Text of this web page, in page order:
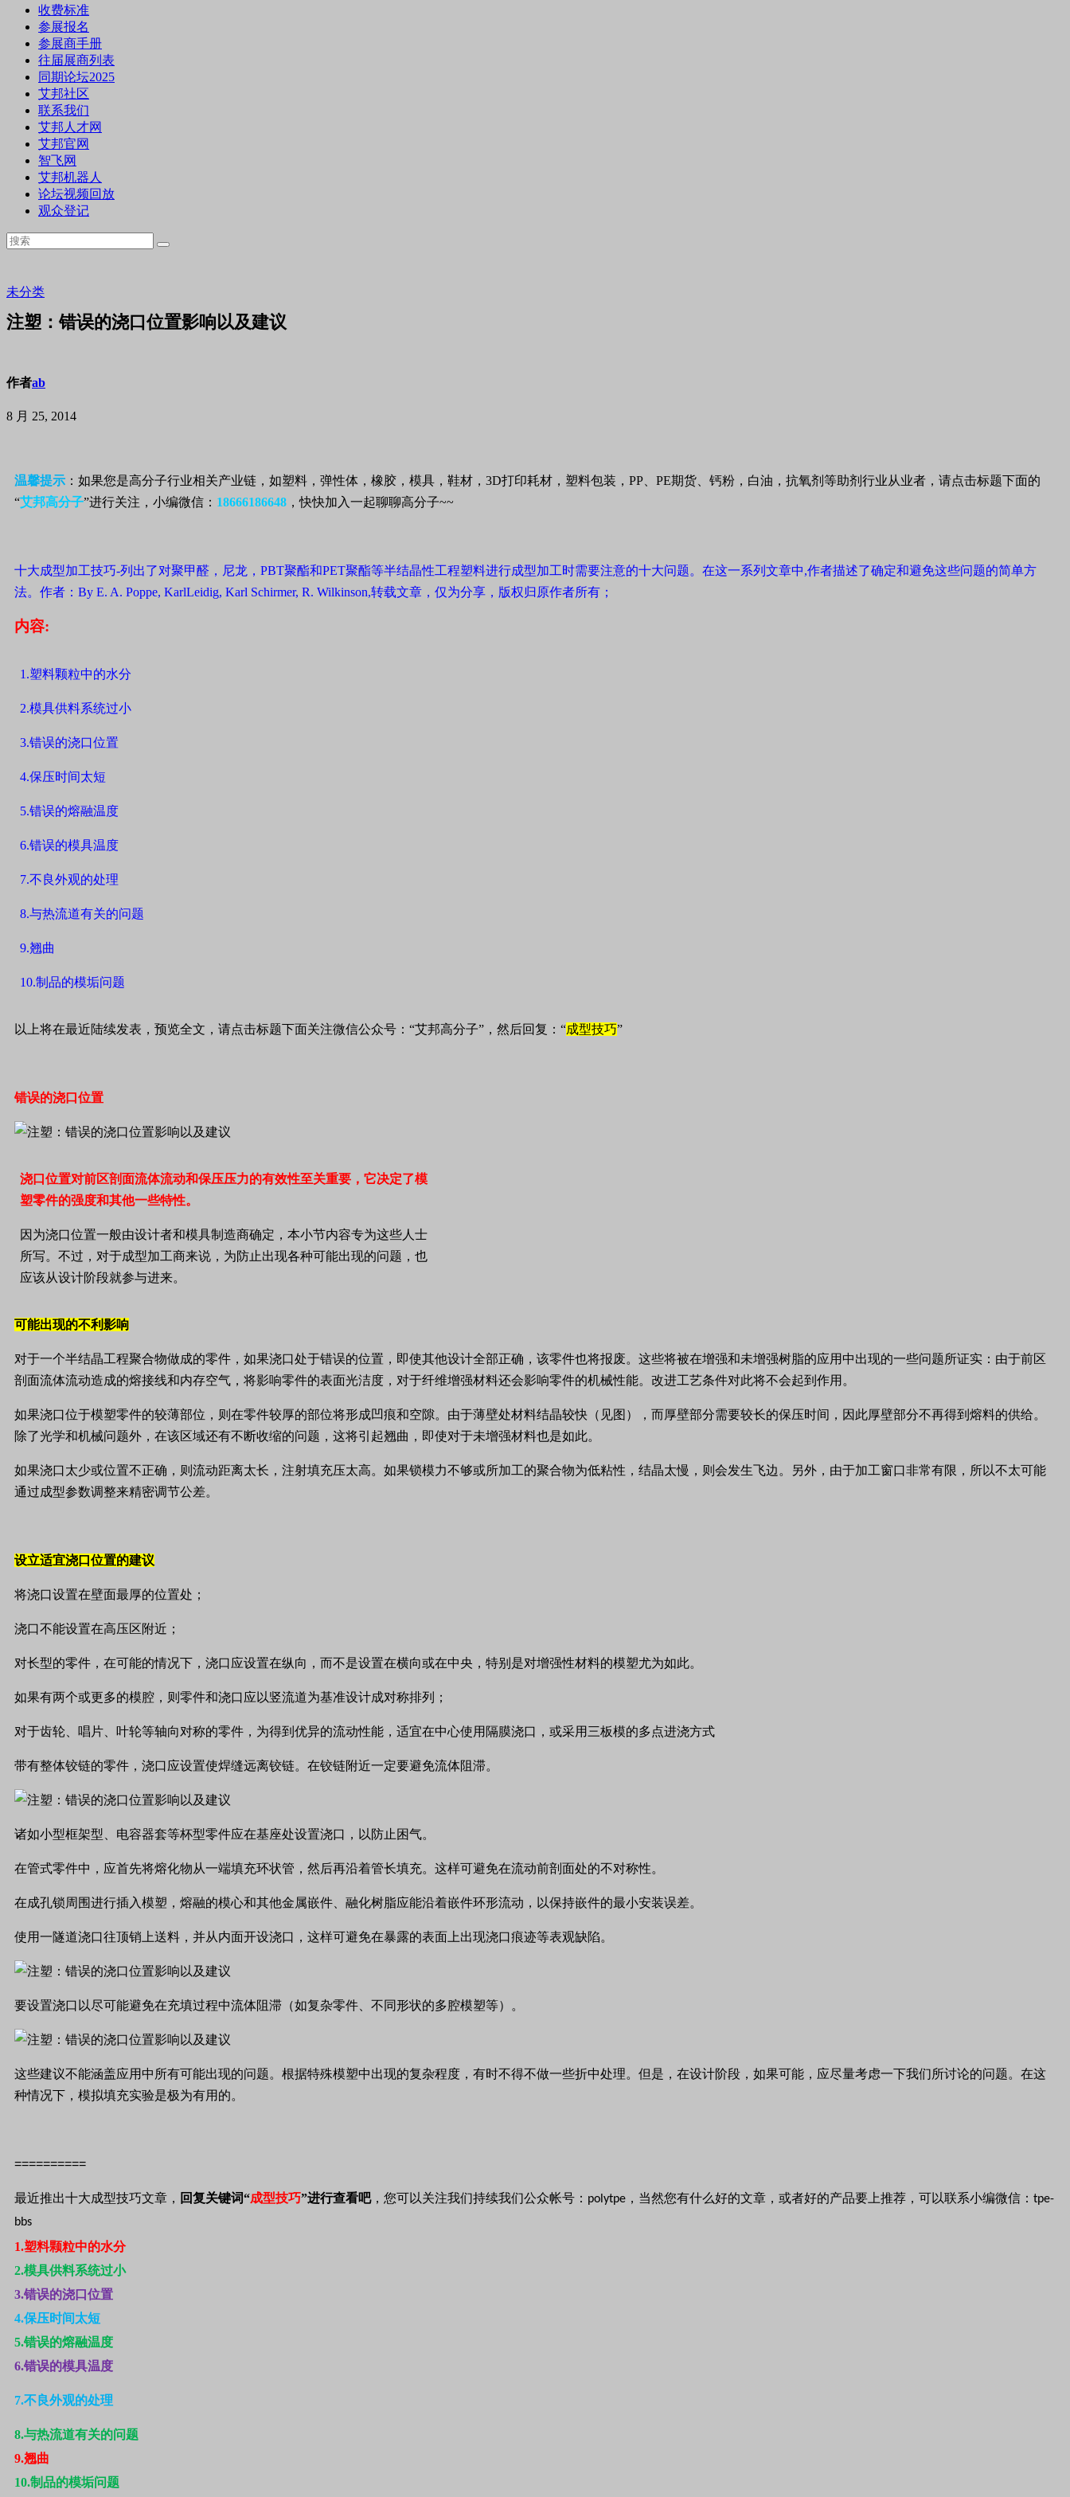
收费标准
参展报名
参展商手册
往届展商列表
同期论坛2025
艾邦社区
联系我们
艾邦人才网
艾邦官网
智飞网
艾邦机器人
论坛视频回放
观众登记
未分类
注塑：错误的浇口位置影响以及建议
作者ab
8 月 25, 2014
温馨提示 ：如果您是高分子行业相关产业链，如塑料，弹性体，橡胶，模具，鞋材， 3D打印耗材，塑料包装， PP PE期货、钙粉，白油，抗氧剂等助剂行业从业者，请点击标题下面的
“艾邦高分子”进行关注，小编微信： 18666186648 ，快快加入一起聊聊高分子~~
十大成型加工技巧-列出了对聚甲醛，尼龙， PBT聚酯和PET聚酯等半结晶性工程塑料进行成型加工时需要注意的十大问题。在这一系列文章中,作者描述了确定和避免这些问题的简单方
法。作者： By E. A. Poppe, KarlLeidig, Karl Schirmer, R. Wilkinson,转载文章，仅为分享，版权归原作者所有；
内容:
1.塑料颗粒中的水分
2.模具供料系统过小
3.错误的浇口位置
4.保压时间太短
5.错误的熔融温度
6.错误的模具温度
7.不良外观的处理
8.与热流道有关的问题
9.翘曲
10.制品的模垢问题
以上将在最近陆续发表，预览全文，请点击标题下面关注微信公众号：“艾邦高分子”，然后回复：“成型技巧”
错误的浇口位置
浇口位置对前区剖面流体流动和保压压力的有效性至关重要，它决定了模
塑零件的强度和其他一些特性。
因为浇口位置一般由设计者和模具制造商确定，本小节内容专为这些人士
所写。不过，对于成型加工商来说，为防止出现各种可能出现的问题，也
应该从设计阶段就参与进来。
可能出现的不利影响
对于一个半结晶工程聚合物做成的零件，如果浇口处于错误的位置，即使其他设计全部正确，该零件也将报废。这些将被在增强和未增强树脂的应用中出现的一些问题所证实：由于前区
剖面流体流动造成的熔接线和内存空气，将影响零件的表面光洁度，对于纤维增强材料还会影响零件的机械性能。改进工艺条件对此将不会起到作用。
如果浇口位于模塑零件的较薄部位，则在零件较厚的部位将形成凹痕和空隙。由于薄壁处材料结晶较快（见图），而厚壁部分需要较长的保压时间，因此厚壁部分不再得到熔料的供给。
除了光学和机械问题外，在该区域还有不断收缩的问题，这将引起翘曲，即使对于未增强材料也是如此。
如果浇口太少或位置不正确，则流动距离太长，注射填充压太高。如果锁模力不够或所加工的聚合物为低粘性，结晶太慢，则会发生飞边。另外，由于加工窗口非常有限，所以不太可能
通过成型参数调整来精密调节公差。
设立适宜浇口位置的建议
将浇口设置在壁面最厚的位置处；
浇口不能设置在高压区附近；
对长型的零件，在可能的情况下，浇口应设置在纵向，而不是设置在横向或在中央，特别是对增强性材料的模塑尤为如此。
如果有两个或更多的模腔，则零件和浇口应以竖流道为基准设计成对称排列；
对于齿轮、唱片、叶轮等轴向对称的零件，为得到优异的流动性能，适宜在中心使用隔膜浇口，或采用三板模的多点进浇方式
带有整体铰链的零件，浇口应设置使焊缝远离铰链。在铰链附近一定要避免流体阻滞。
诸如小型框架型、电容器套等杯型零件应在基座处设置浇口，以防止困气。
在管式零件中，应首先将熔化物从一端填充环状管，然后再沿着管长填充。 这样可避免在流动前剖面处的不对称性。
在成孔锁周围进行插入模塑，熔融的模心和其他金属嵌件、融化树脂应能沿着嵌件环形流动，以保持嵌件的最小安装误差。
使用一隧道浇口往顶销上送料，并从内面开设浇口，这样可避免在暴露的表面上出现浇口痕迹等表观缺陷。
要设置浇口以尽可能避免在充填过程中流体阻滞（如复杂零件、不同形状的多腔模塑等）。
这些建议不能涵盖应用中所有可能出现的问题。根据特殊模塑中出现的复杂程度，有时不得不做一些折中处理。但是，在设计阶段，如果可能，应尽量考虑一下我们所讨论的问题。在这
种情况下，模拟填充实验是极为有用的。
==========
最近推出十大成型技巧文章， 回复关键词“成型技巧”进行查看吧，您可以关注我们持续我们公众帐号： polytpe ，当然您有什么好的文章，或者好的产品要上推荐，可以联系小编微信： tpe-
bbs
1.塑料颗粒中的水分
2.模具供料系统过小
3.错误的浇口位置
4.保压时间太短
5.错误的熔融温度
6.错误的模具温度
7.不良外观的处理
8.与热流道有关的问题
9.翘曲
10.制品的模垢问题